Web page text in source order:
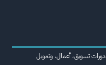
دورات تسويق، أعمال، وتمويل